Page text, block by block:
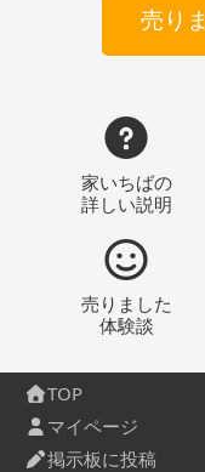
売り
家いちばの
詳しい説明
売りました
体験談
TOP
マイページ
掲示板に投稿